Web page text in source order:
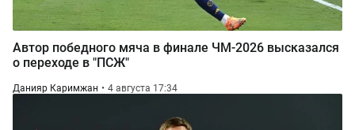
Автор победного мяча в финале ЧМ-2026 высказался
о переходе в "ПСЖ"
Данияр Каримжан 4 августа 17:34